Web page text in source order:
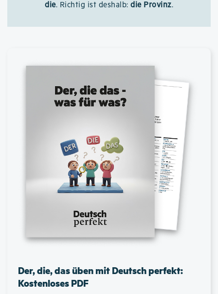
die. Richtig ist deshalb: die Provinz.
Der, die, das üben mit Deutsch perfekt:
Kostenloses PDF